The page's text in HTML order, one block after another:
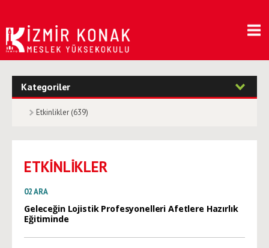
Kategoriler
Etkinlikler (639)
ETKİNLİKLER
02 ARA
Geleceğin Lojistik Profesyonelleri Afetlere Hazırlık
Eğitiminde